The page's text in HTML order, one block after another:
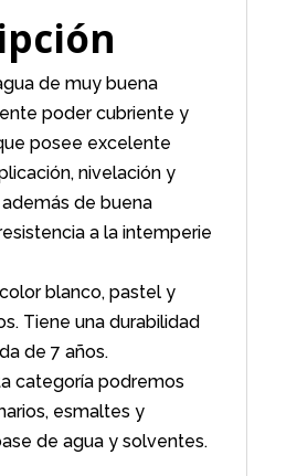
de muy buena
poder cubriente y
posee excelente
nivelación y
de buena
a la intemperie
blanco, pastel y
Tiene una durabilidad
de 7 años.
categoría podremos
esmaltes y
de agua y solventes.